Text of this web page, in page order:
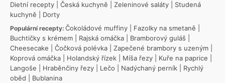
Dietní recepty
Česká kuchyně Zeleninové saláty
Studená
kuchyně
Dorty
Populární recepty: Čokoládové muffiny Fazolky na smetaně
Buchtičky s krémem
Rajská omáčka Bramborový guláš
Cheesecake
Čočková polévka Zapečené brambory s uzeným
Koprová omáčka
Holandský řízek Míša řezy Kuře na paprice
Langoše
Hraběnčiny řezy Lečo Nadýchaný perník
Rychlý
oběd
Bublanina